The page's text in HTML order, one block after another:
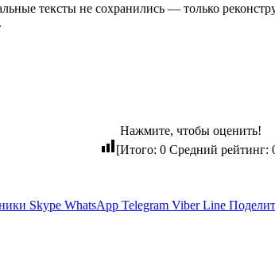
тексты не сохранились — только
Нажмите, чтобы оценить!
[Итого: 0Средний рейтинг:
Skype WhatsApp Telegram Viber Line